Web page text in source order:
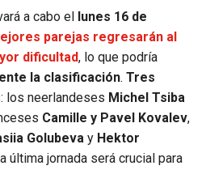
a cabo el lunes 16 de
parejas regresarán al
dificultad, lo que podría
la clasificación. Tres
los neerlandeses Michel Tsiba
Camille y Pavel Kovalev,
Golubeva y Hektor
última jornada será crucial para